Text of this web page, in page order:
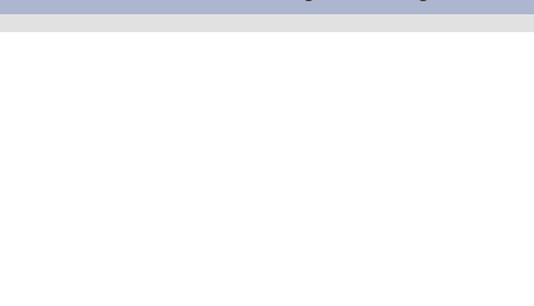
Ingatkan
Penindakan
Balap Liar,
Tujuh Motor
Kera Sakti
Tertib,
Tindak
Puluhan